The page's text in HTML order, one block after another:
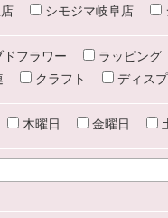
シモジマ岐阜店
ドフラワー ラッピング
クラフト ディス
木曜日 金曜日